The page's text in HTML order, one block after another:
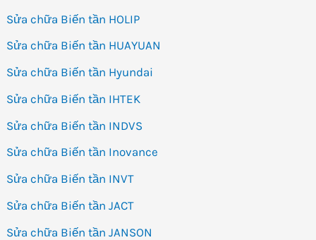
Sửa chữa Biến tần HOLIP
Sửa chữa Biến tần HUAYUAN
Sửa chữa Biến tần Hyundai
Sửa chữa Biến tần IHTEK
Sửa chữa Biến tần INDVS
Sửa chữa Biến tần Inovance
Sửa chữa Biến tần INVT
Sửa chữa Biến tần JACT
Sửa chữa Biến tần JANSON